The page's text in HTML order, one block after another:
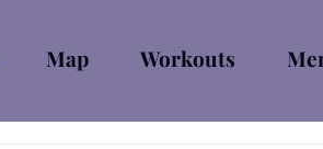
Map Workouts